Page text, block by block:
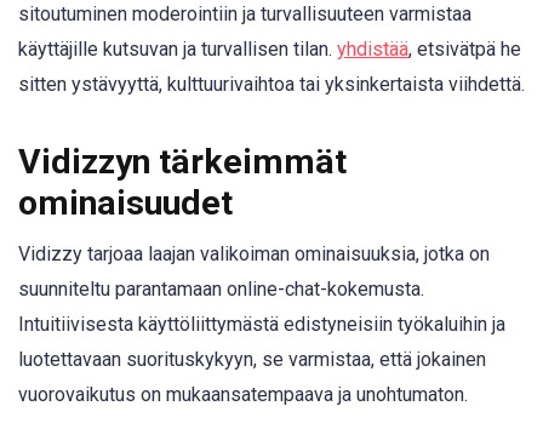
sitoutuminen moderointiin ja turvallisuuteen varmistaa
käyttäjille kutsuvan ja turvallisen tilan. yhdistää, etsivätpä he
sitten ystävyyttä, kulttuurivaihtoa tai yksinkertaista viihdettä.
Vidizzyn tärkeimmät
ominaisuudet
Vidizzy tarjoaa laajan valikoiman ominaisuuksia, jotka on
suunniteltu parantamaan online-chat-kokemusta.
Intuitiivisesta käyttöliittymästä edistyneisiin työkaluihin ja
luotettavaan suorituskykyyn, se varmistaa, että jokainen
vuorovaikutus on mukaansatempaava ja unohtumaton.